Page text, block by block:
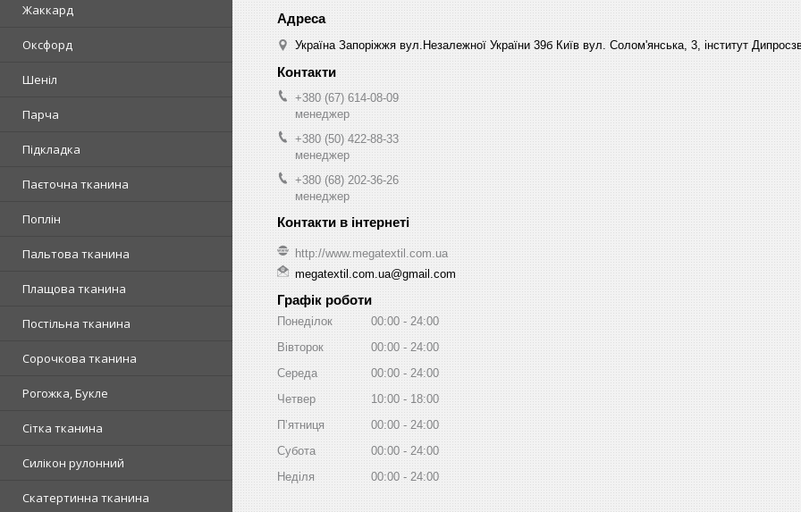
Жаккард
Оксфорд
Шеніл
Парча
Підкладка
Паєточна тканина
Поплін
Пальтова тканина
Плащова тканина
Постільна тканина
Сорочкова тканина
Рогожка, Букле
Сітка тканина
Силікон рулонний
Скатертинна тканина
Україна Запоріжжя вул.Незалежної України 39б Київ вул. Солом'янська, 3, інститут
+380 (67) 614-08-09
менеджер
+380 (50) 422-88-33
менеджер
+380 (68) 202-36-26
менеджер
http://www.megatextil.com.ua
megatextil.com.ua@gmail.com
Графік роботи
Понеділок 00:00
24:00
Вівторок
00:00
24:00
Середа
00:00
24:00
Четвер
10:00
18:00
Пʼятниця
00:00
24:00
Субота
00:00
24:00
Неділя
00:00 24:00